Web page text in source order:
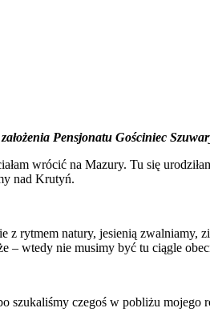
założenia Pensjonatu Gościniec
wrócić na Mazury. Tu się
nad Krutyń.
z rytmem natury, jesienią zwalniamy,
– wtedy nie musimy być tu ciągle
szukaliśmy czegoś w pobliżu